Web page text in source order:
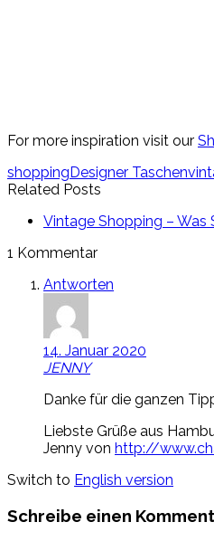
For more inspiration visit our
shoppingDesigner Taschen
Related Posts
Vintage Shopping – Was
1 Kommentar
Antworten
14. Januar 2020
JENNY
Danke für die ganzen
Liebste Grüße aus
Jenny von http://
Switch to English version
Schreibe einen